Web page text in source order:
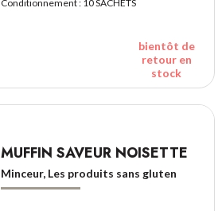
Conditionnement : 10 SACHETS
bientôt de
retour en
stock
MUFFIN SAVEUR NOISETTE
Minceur, Les produits sans gluten